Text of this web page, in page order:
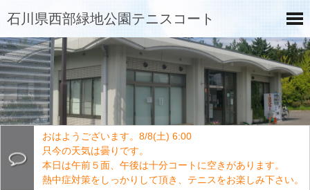
石川県西部緑地公園テニスコート
おはようございます。8/8(土) 6:00
只今の天気は曇りです。
本日は午前５面、午後は十分コートに空きがあります。
熱中症対策をしっかりして頂き、テニスをお楽しみ下さい。